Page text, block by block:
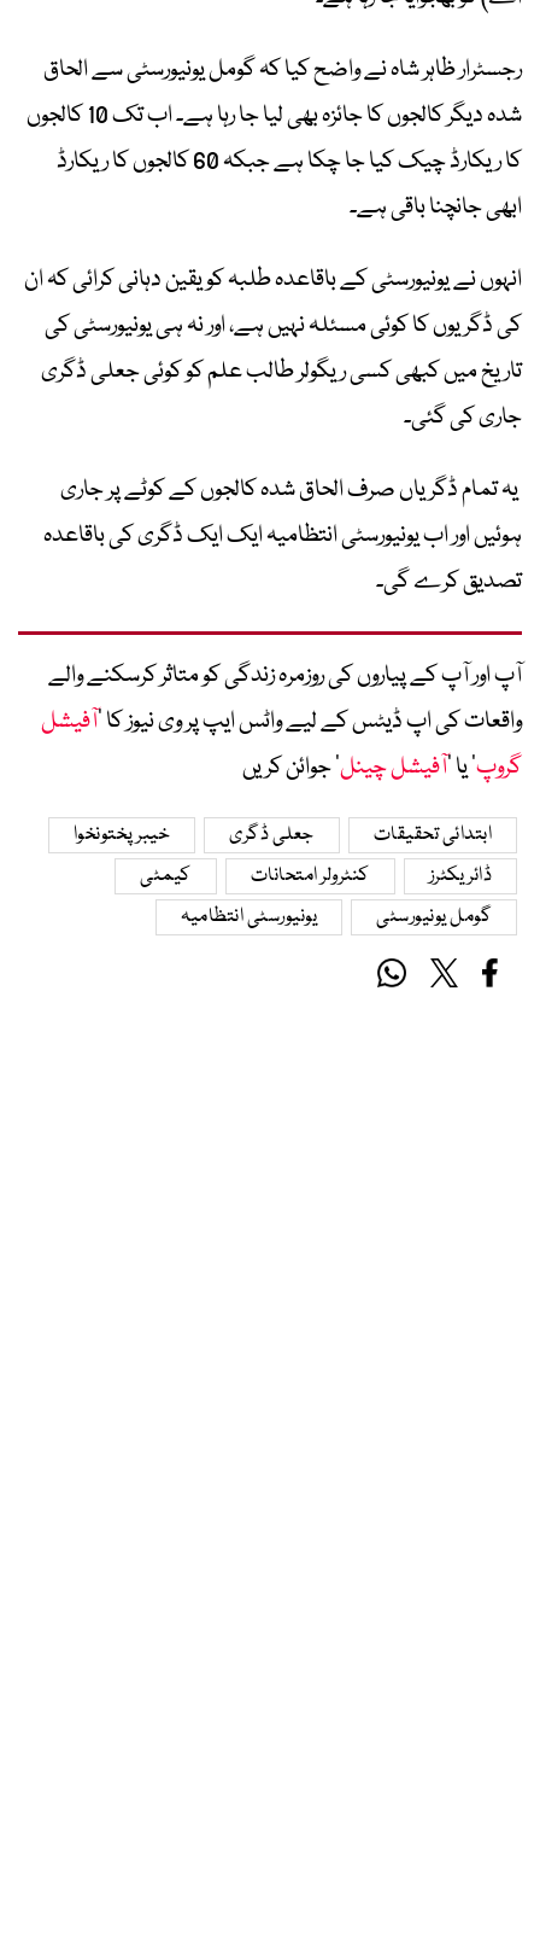
رجسٹرار ظاہر شاہ نے واضح کیا کہ گومل یونیورسٹی سے الحاق
شدہ دیگر کالجوں کا جائزہ بھی لیا جا رہا ہے۔ اب تک 10 کالجوں
کا ریکارڈ چیک کیا جا چکا ہے جبکہ 60 کالجوں کا ریکارڈ
ابھی جانچنا باقی ہے۔
انہوں نے یونیورسٹی کے باقاعدہ طلبہ کو یقین دہانی کرائی کہ ان
کی ڈگریوں کا کوئی مسئلہ نہیں ہے، اور نہ ہی یونیورسٹی کی
تاریخ میں کبھی کسی ریگولر طالب علم کو کوئی جعلی ڈگری
جاری کی گئی۔
یہ تمام ڈگریاں صرف الحاق شدہ کالجوں کے کوٹے پر جاری
ہوئیں اور اب یونیورسٹی انتظامیہ ایک ایک ڈگری کی باقاعدہ
تصدیق کرے گی۔
آپ اور آپ کے پیاروں کی روزمرہ زندگی کو متاثر کرسکنے والے
واقعات کی اپ ڈیٹس کے لیے واٹس ایپ پر وی نیوز کا ’آفیشل
گروپ‘ یا ’آفیشل چینل‘ جوائن کریں
ابتدائی تحقیقات جعلی ڈگری
خیبر پختونخوا
ڈائریکٹرز
کنٹرولر امتحانات
کیمٹی
گومل یونیورسٹی
یونیورسٹی انتظامیہ